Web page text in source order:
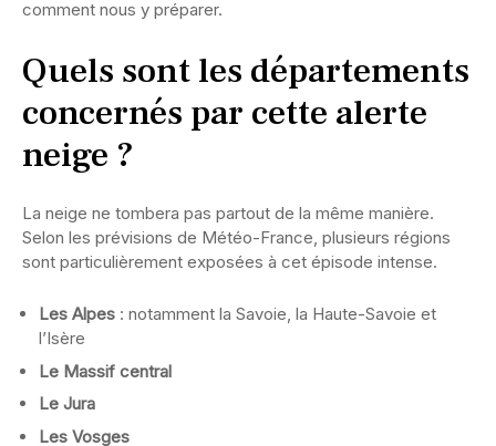
comment nous y préparer.
Quels sont les départements
concernés par cette alerte
neige ?
La neige ne tombera pas partout de la même manière.
Selon les prévisions de Météo-France, plusieurs régions
sont particulièrement exposées à cet épisode intense.
Les Alpes : notamment la Savoie, la Haute-Savoie et
l’Isère
Le Massif central
Le Jura
Les Vosges